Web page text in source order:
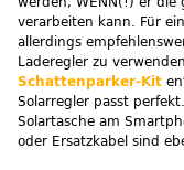
verarbeiten kann. Für
allerdings
Laderegler zu
Schattenparker-Kit
Solarregler passt
Solartasche am
oder Ersatzkabel sind